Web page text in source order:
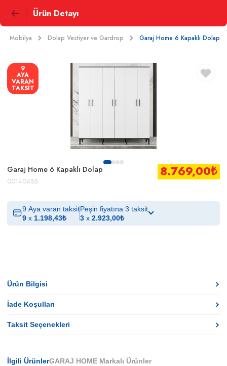
Ürün Detayı
Mobilya Dolap Vestiyer ve Gardrop Garaj Home 6 Kapaklı Dolap
9
AYA
VARAN
TAKSİT
Garaj Home 6 Kapaklı Dolap
00140455
8.769,00₺
9 Aya varan taksit
9 x 1.198,43₺
Peşin fiyatına 3 taksit
3 x 2.923,00₺
Ürün Bilgisi
İade Koşulları
Taksit Seçenekleri
İlgili ÜrünlerGARAJ HOME Markalı Ürünler